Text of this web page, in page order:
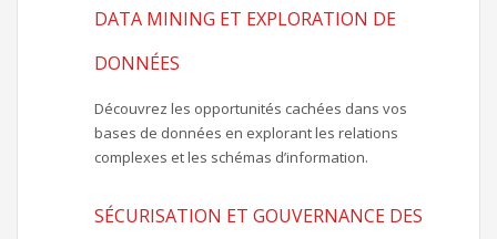
DATA MINING ET EXPLORATION DE
DONNÉES
Découvrez les opportunités cachées dans vos
bases de données en explorant les relations
complexes et les schémas d’information.
SÉCURISATION ET GOUVERNANCE DES